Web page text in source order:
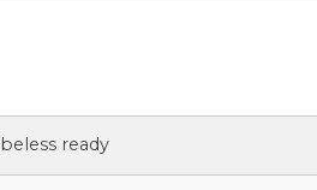
ready